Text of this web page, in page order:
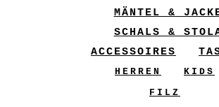
MÄNTEL &
SCHALS &
ACCESSOIRES
HERREN
KIDS
FILZ